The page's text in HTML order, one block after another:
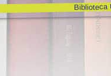
Biblioteca